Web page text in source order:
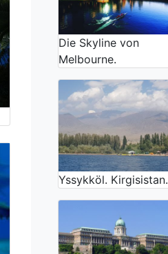
Die Skyline von
Melbourne.
Yssykköl. Kirgisistan.